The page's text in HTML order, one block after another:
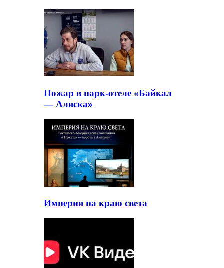
Пожар в парк-отеле «Байкал
— Аляска»
Империя на краю света